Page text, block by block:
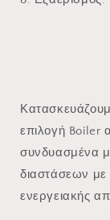
επιλογή Boiler
συνδυασμένα
διαστάσεων
ενεργειακής